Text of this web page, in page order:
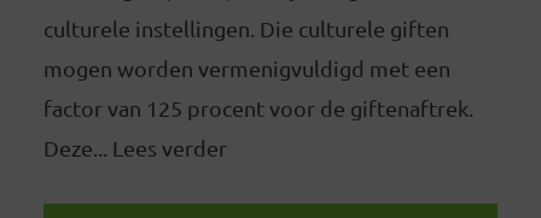
culturele instellingen. Die culturele giften
mogen worden vermenigvuldigd met een
factor van 125 procent voor de giftenaftrek.
Deze... Lees verder